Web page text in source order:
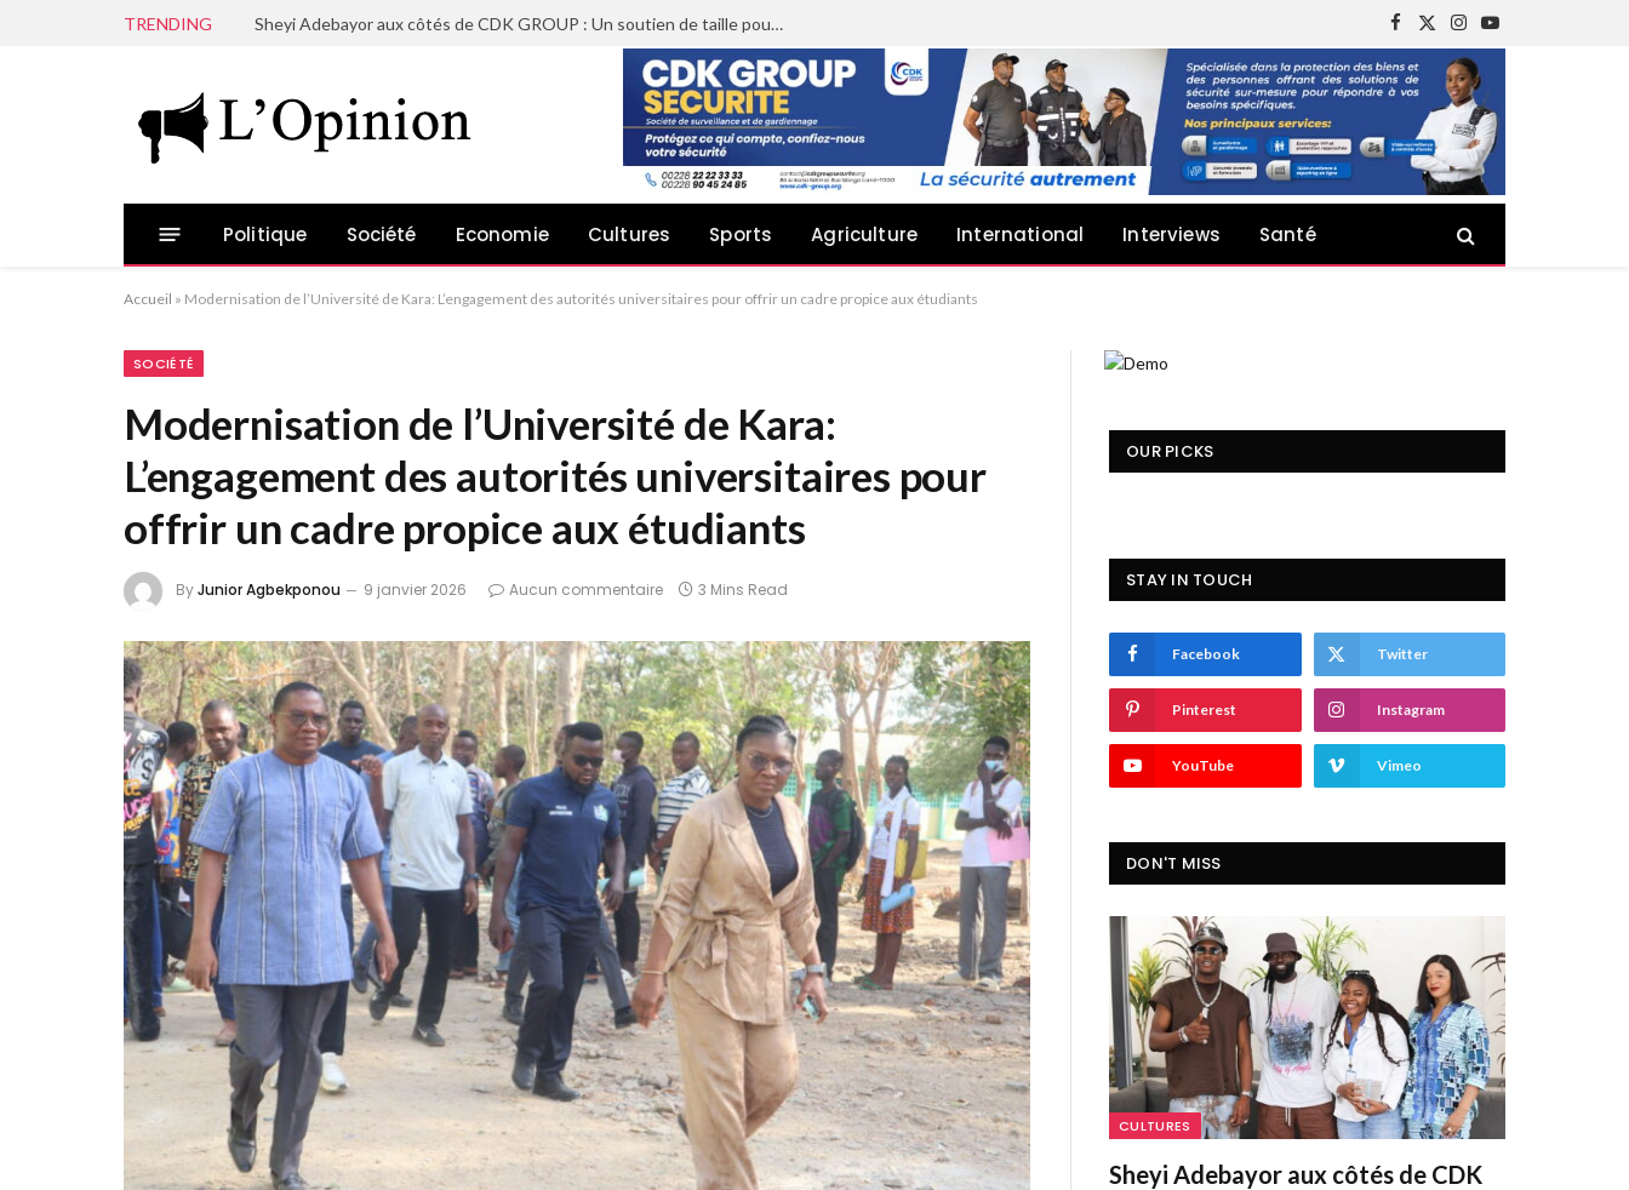
TRENDING Sheyi Adebayor aux côtés de CDK GROUP : Un soutien de taille pour le concert de Joachin Migos
Facebook
X
(Twitter)
Instagram
YouTube
Politique Société Economie Cultures Sports Agriculture International Interviews Santé
Accueil » Modernisation de l’Université de Kara: L’engagement des autorités universitaires pour offrir un cadre propice aux étudiants
SOCIÉTÉ
Modernisation de l’Université de Kara:
L’engagement des autorités universitaires pour
offrir un cadre propice aux étudiants
ByJunior Agbekponou 9 janvier 2026 Aucun commentaire 3 Mins Read
OUR PICKS
STAY IN TOUCH
Facebook Twitter
Pinterest Instagram
YouTube Vimeo
DON'T MISS
CULTURES
Sheyi Adebayor aux côtés de CDK